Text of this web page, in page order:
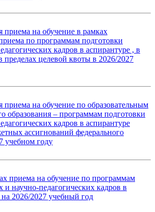
приема на обучение в рамках
по программам подготовки
кадров в аспирантуре , в
пределах целевой квоты в 2026/2027
приема на обучение по образовательным
образования – программам подготовки
кадров в аспирантуре
ассигнований федерального
учебном году
приема на обучение по программам
и научно-педагогических кадров в
2026/2027 учебный год